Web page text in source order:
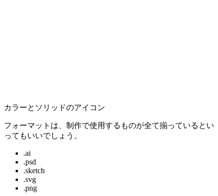
カラーとソリッドのアイコン
フォーマットは、制作で使用するものが全て揃っているとい
ってもいいでしょう。
.ai
.psd
.sketch
.svg
.png